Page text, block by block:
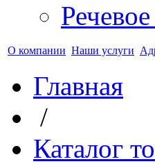
О компании Наши услуги
Главная
/
Каталог